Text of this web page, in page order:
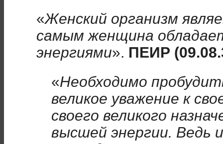
«Женский организм
самым женщина
энергиями». ПЕИР
«Необходимо
великое уважение к
своего великого
высшей энергии. Ведь